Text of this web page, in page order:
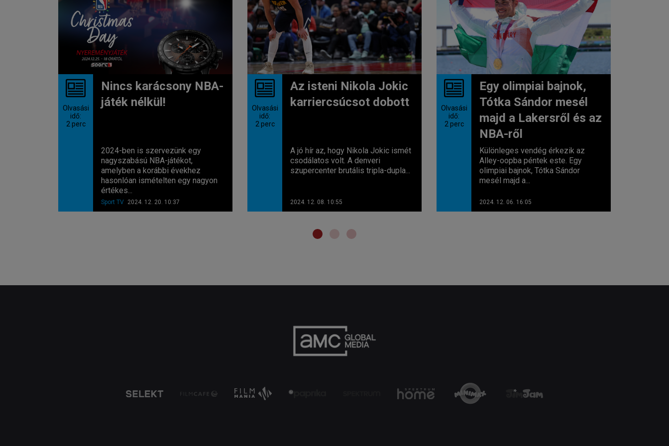
Olvasási
idő:
2 perc
Nincs karácsony NBA-
játék nélkül!
2024-ben is szervezünk egy
nagyszabású NBA-játékot,
amelyben a korábbi évekhez
hasonlóan ismételten egy nagyon
értékes...
Sport TV 2024. 12. 20. 10:37
Olvasási
idő:
2 perc
Az isteni Nikola Jokic
karriercsúcsot dobott
A jó hír az, hogy Nikola Jokic ismét
csodálatos volt. A denveri
szupercenter brutális tripla-dupla...
2024. 12. 08. 10:55
Olvasási
idő:
2 perc
Egy olimpiai bajnok,
Tótka Sándor mesél
majd a Lakersről és az
NBA-ről
Különleges vendég érkezik az
Alley-oopba péntek este. Egy
olimpiai bajnok, Tótka Sándor
mesél majd a...
2024. 12. 06. 16:05